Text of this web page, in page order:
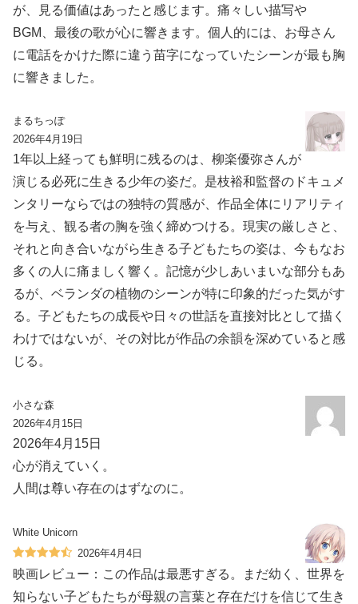
が、見る価値はあったと感じます。痛々しい描写や
BGM、最後の歌が心に響きます。個人的には、お母さん
に電話をかけた際に違う苗字になっていたシーンが最も胸
に響きました。
まるちっぽ
2026年4月19日
1年以上経っても鮮明に残るのは、柳楽優弥さんが
演じる必死に生きる少年の姿だ。是枝裕和監督のドキュメ
ンタリーならではの独特の質感が、作品全体にリアリティ
を与え、観る者の胸を強く締めつける。現実の厳しさと、
それと向き合いながら生きる子どもたちの姿は、今もなお
多くの人に痛ましく響く。記憶が少しあいまいな部分もあ
るが、ベランダの植物のシーンが特に印象的だった気がす
る。子どもたちの成長や日々の世話を直接対比として描く
わけではないが、その対比が作品の余韻を深めていると感
じる。
小さな森
2026年4月15日
2026年4月15日
心が消えていく。
人間は尊い存在のはずなのに。
White Unicorn
2026年4月4日
映画レビュー：この作品は最悪すぎる。まだ幼く、世界を
知らない子どもたちが母親の言葉と存在だけを信じて生き